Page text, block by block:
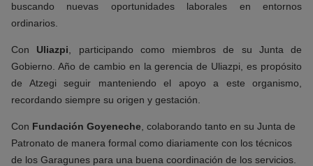
buscando nuevas oportunidades laborales en entornos
ordinarios.
Con Uliazpi , participando como miembros de su Junta de
Gobierno. Año de cambio en la gerencia de Uliazpi, es propósito
de Atzegi seguir manteniendo el apoyo a este organismo,
recordando siempre su origen y gestación.
Con Fundación Goyeneche , colaborando tanto en su Junta de
Patronato de manera formal como diariamente con los técnicos
de los Garagunes para una buena coordinación de los servicios.